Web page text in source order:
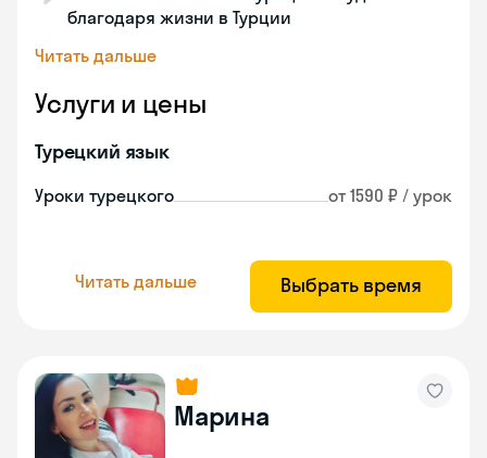
благодаря жизни в Турции
Читать дальше
Услуги и цены
Турецкий язык
Уроки турецкого от 1590 ₽ / урок
Читать дальше Выбрать время
Марина